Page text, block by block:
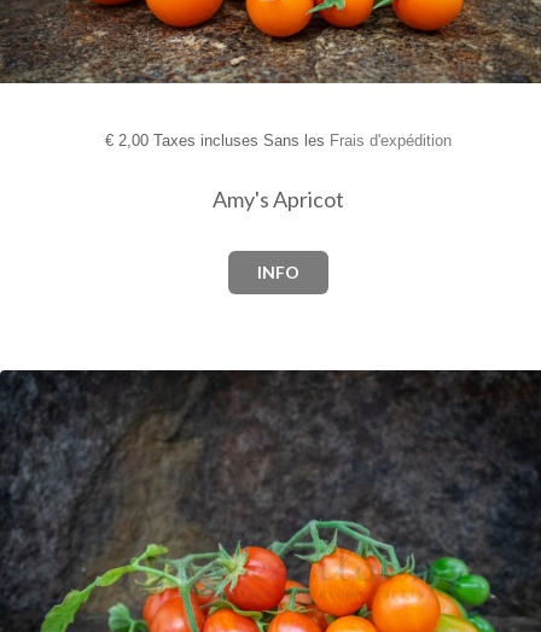
€2,00 Taxes incluses Sans les Frais d'expédition
Amy's Apricot
INFO